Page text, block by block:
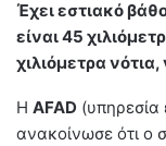
Έχει εστιακό
είναι 45
χιλιόμετρα
Η AFAD
ανακοίνωσε ότι ο